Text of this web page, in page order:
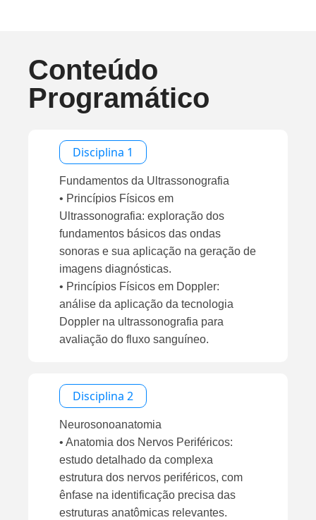
Conteúdo
Programático
Disciplina 1
Fundamentos da Ultrassonografia
• Princípios Físicos em
Ultrassonografia: exploração dos
fundamentos básicos das ondas
sonoras e sua aplicação na geração de
imagens diagnósticas.
• Princípios Físicos em Doppler:
análise da aplicação da tecnologia
Doppler na ultrassonografia para
avaliação do fluxo sanguíneo.
Disciplina 2
Neurosonoanatomia
• Anatomia dos Nervos Periféricos:
estudo detalhado da complexa
estrutura dos nervos periféricos, com
ênfase na identificação precisa das
estruturas anatômicas relevantes.